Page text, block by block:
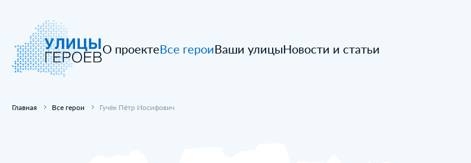
О проектеВсе героиВаши улицыНовости и статьи
Главная Все герои Гучёк Пётр Иосифович